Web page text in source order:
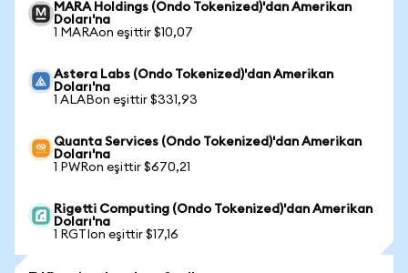
MARA Holdings (Ondo Tokenized)'dan Amerikan
Doları'na
1 MARAon eşittir $10,07
Astera Labs (Ondo Tokenized)'dan Amerikan
Doları'na
1 ALABon eşittir $331,93
Quanta Services (Ondo Tokenized)'dan Amerikan
Doları'na
1 PWRon eşittir $670,21
Rigetti Computing (Ondo Tokenized)'dan Amerikan
Doları'na
1 RGTIon eşittir $17,16